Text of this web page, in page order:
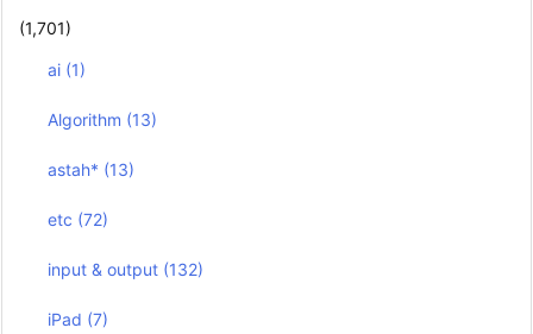
(1,701)
ai (1)
Algorithm (13)
astah* (13)
etc (72)
input & output (132)
iPad (7)